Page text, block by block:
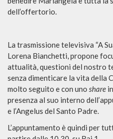
dell’offertorio.
La trasmissione televisiva “A
Lorena Bianchetti, propone
attualità, questioni del nostro
senza dimenticare la vita della
molto seguito e con uno share
presenza al suo interno
e l’Angelus del Santo Padre.
L’appuntamento è quindi per